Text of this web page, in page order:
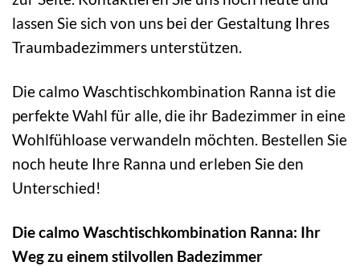
lassen Sie sich von uns bei der Gestaltung Ihres
Traumbadezimmers unterstützen.
Die calmo Waschtischkombination Ranna ist die
perfekte Wahl für alle, die ihr Badezimmer in eine
Wohlfühloase verwandeln möchten. Bestellen Sie
noch heute Ihre Ranna und erleben Sie den
Unterschied!
Die calmo Waschtischkombination Ranna: Ihr
Weg zu einem stilvollen Badezimmer